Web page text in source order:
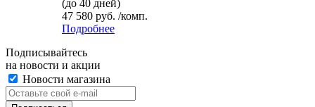
(до 40 дней)
47 580 руб. /комп.
Подробнее
Подписывайтесь
на новости и акции
Новости магазина